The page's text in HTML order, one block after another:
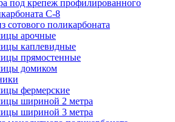
под крепеж профилированного
С-8
сотового поликарбоната
арочные
каплевидные
прямостенные
домиком
фермерские
шириной 2 метра
шириной 3 метра